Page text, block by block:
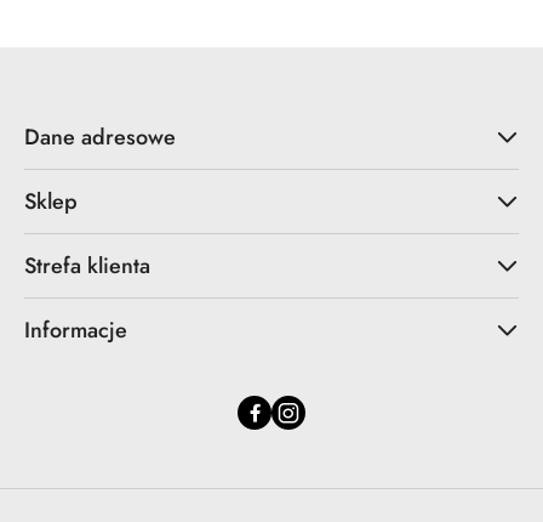
Dane adresowe
Sklep
Strefa klienta
Informacje